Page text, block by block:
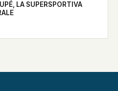
LA SUPERSPORTIVA